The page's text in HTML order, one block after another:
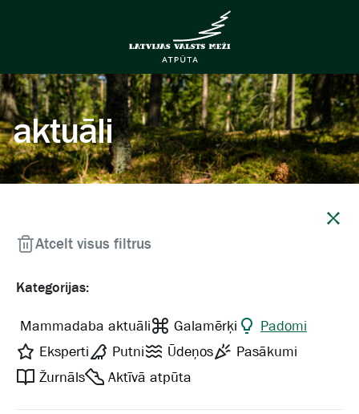
aktuāli
Kategorijas:
Mammadaba aktuāli Galamērķi
Padomi
Eksperti
Putni Ūdeņos
Pasākumi
Žurnāls
Aktīvā atpūta
Atcelt visus filtrus